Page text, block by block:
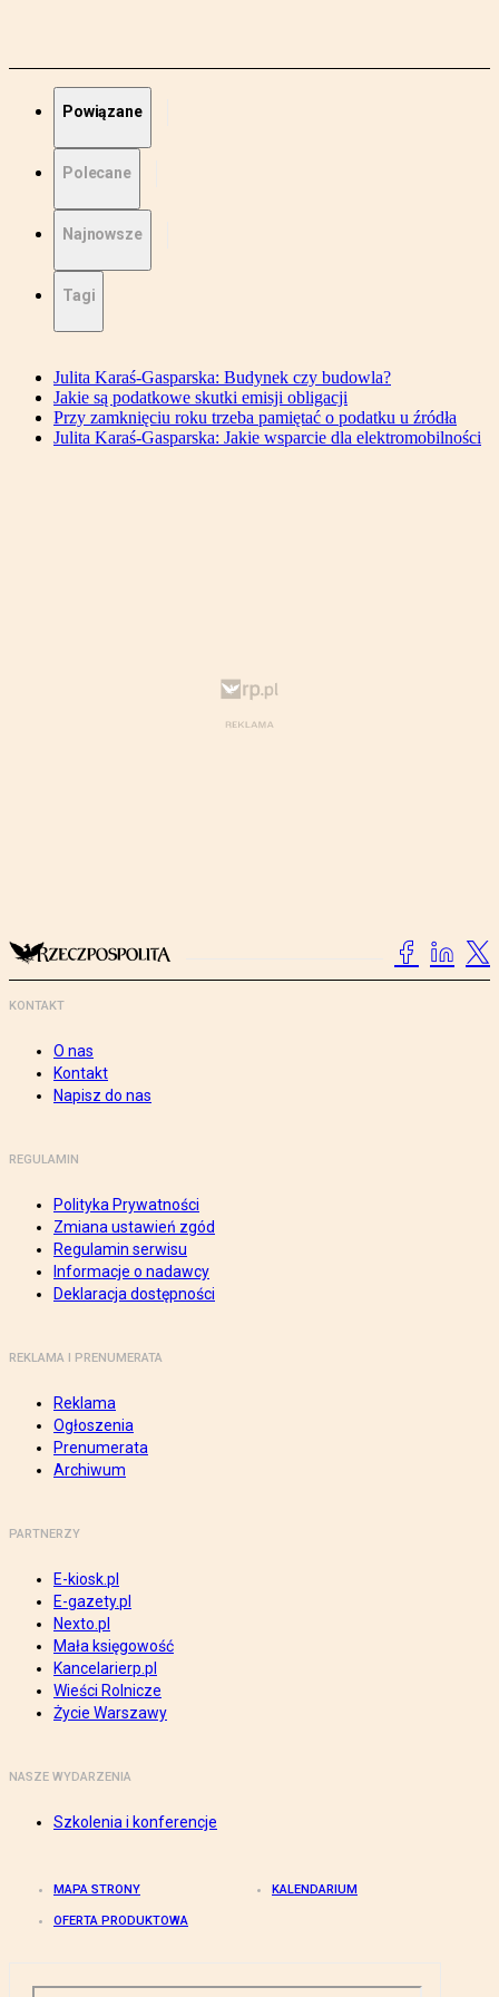
Powiązane
Polecane
Najnowsze
Tagi
Julita Karaś-Gasparska: Budynek czy budowla?
Jakie są podatkowe skutki emisji obligacji
Przy zamknięciu roku trzeba pamiętać o podatku u źródła
Julita Karaś-Gasparska: Jakie wsparcie dla elektromobilności
KONTAKT
O nas
Kontakt
Napisz do nas
REGULAMIN
Polityka Prywatności
Zmiana ustawień zgód
Regulamin serwisu
Informacje o nadawcy
Deklaracja dostępności
REKLAMA I PRENUMERATA
Reklama
Ogłoszenia
Prenumerata
Archiwum
PARTNERZY
E-kiosk.pl
E-gazety.pl
Nexto.pl
Mała księgowość
Kancelarierp.pl
Wieści Rolnicze
Życie Warszawy
NASZE WYDARZENIA
Szkolenia i konferencje
MAPA STRONY KALENDARIUM
OFERTA PRODUKTOWA